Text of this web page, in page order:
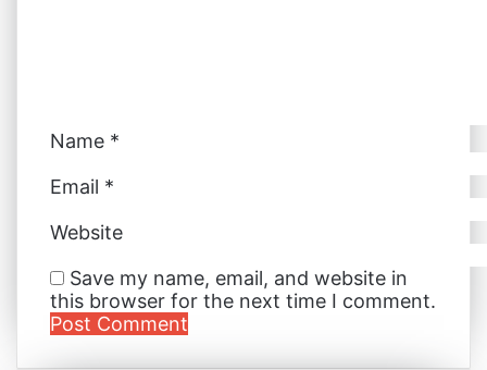
Name *
Email *
Website
Save my name, email, and website in
this browser for the next time I comment.